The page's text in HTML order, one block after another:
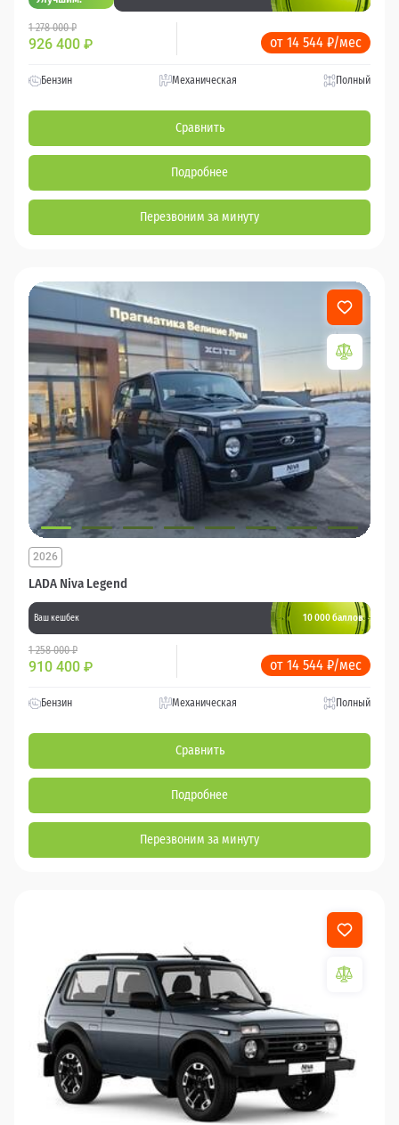
1 278 000 ₽
926 400 ₽ от 14 544 ₽/мес
Бензин Механическая Полный
Сравнить
Подробнее
Перезвоним за минуту
LADA Niva Legend
2026
Ваш кешбек 10 000 баллов
1 258 000 ₽
910 400 ₽ от 14 544 ₽/мес
Бензин Механическая Полный
Сравнить
Подробнее
Перезвоним за минуту